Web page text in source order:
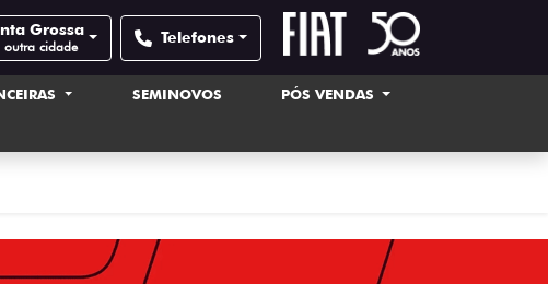
Grossa
outra cidade Telefones
SEMINOVOS PÓS VENDAS